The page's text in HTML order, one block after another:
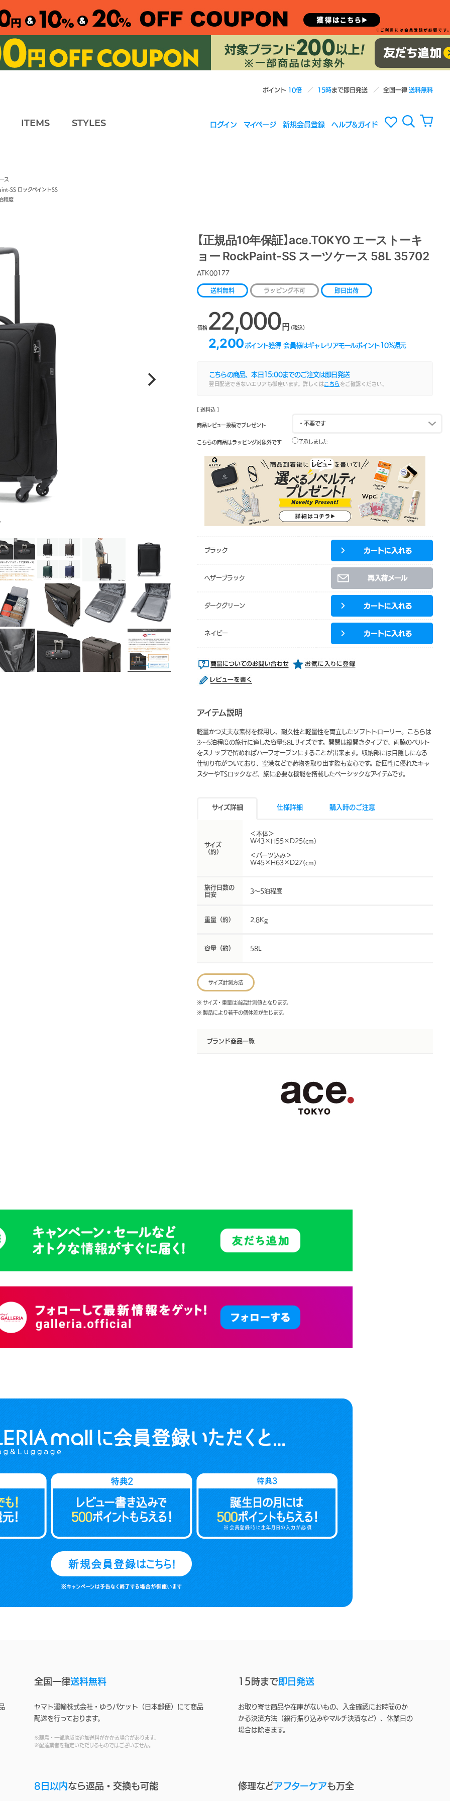
ポイント 10倍 15時まで即日発送 全国一律送料無料
ITEMS STYLES ログイン マイページ 新規会員登録 ヘルプ&ガイド
ス
SS ロックペイントSS
程度
【正規品10年保証】ace.TOKYO エーストーキ
ョー RockPaint-SS スーツケース 58L 35702
ATK00177
送料無料 ラッピング不可 即日出荷
価格 22,000円 (税込)
2,200 ポイント獲得 会員様はギャレリアモールポイント 10%還元
こちらの商品、本日 15:00までのご注文は即日発送
翌日配送できないエリアも御座います。詳しくはこちら をご確認ください。
[ 送料込 ]
商品レビュー投稿でプレゼント
こちらの商品はラッピング対象外です 了承しました
ブラック
ヘザーブラック
ダークグリーン
ネイビー
アイテム説明
軽量かつ丈夫な素材を採用し、耐久性と軽量性を両立したソフトトローリー。こちらは
3～5泊程度の旅行に適した容量58Lサイズです。開閉は縦開きタイプで、両脇のベルト
をスナップで留めればハーフオープンにすることが出来ます。収納部には目隠しになる
仕切り布がついており、空港などで荷物を取り出す際も安心です。旋回性に優れたキャ
スターやTSロックなど、旅に必要な機能を搭載したベーシックなアイテムです。
サイズ詳細 仕様詳細 購入時のご注意
サイズ
（約）
＜本体＞
W43×H55×D25(cm)
＜パーツ込み＞
W45×H63×D27(cm)
旅行日数の
目安
3～5泊程度
重量（約） 2.8Kg
容量（約） 58L
サイズ計測方法
※ サイズ・重量は当店計測値となります。
※ 製品により若干の個体差が生じます。
ブランド商品一覧
全国一律送料無料
ヤマト運輸株式会社・ゆうパケット（日本郵便）にて商品
配送を行っております。
※離島・一部地域は追加送料がかかる場合があります。
※配達業者を指定いただけるものではございません。
15時まで即日発送
お取り寄せ商品や在庫がないもの、入金確認にお時間のか
かる決済方法（銀行振り込みやマルチ決済など）、休業日の
場合は除きます。
8日以内なら返品・交換も可能 修理などアフターケアも万全